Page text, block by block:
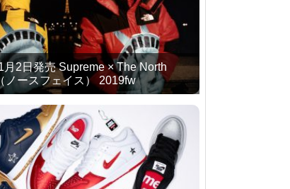
月2日発売 Supreme × The North
ノースフェイス） 2019fw